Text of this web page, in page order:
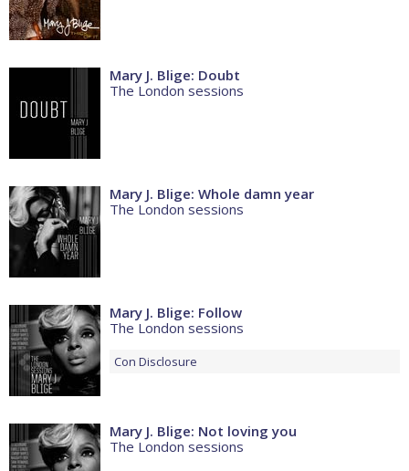
Mary J. Blige: Doubt
The London sessions
Mary J. Blige: Whole damn year
The London sessions
Mary J. Blige: Follow
The London sessions
Con Disclosure
Mary J. Blige: Not loving you
The London sessions